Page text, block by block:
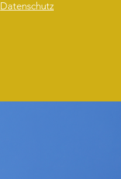
Datenschutz